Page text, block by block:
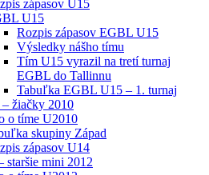
zápasov U15
U15
Rozpis zápasov EGBL U15
Výsledky nášho tímu
Tím U15 vyrazil na tretí turnaj
EGBL do Tallinnu
Tabuľka EGBL U15 – 1. turnaj
žiačky 2010
o tíme U2010
skupiny Západ
zápasov U14
staršie mini 2012